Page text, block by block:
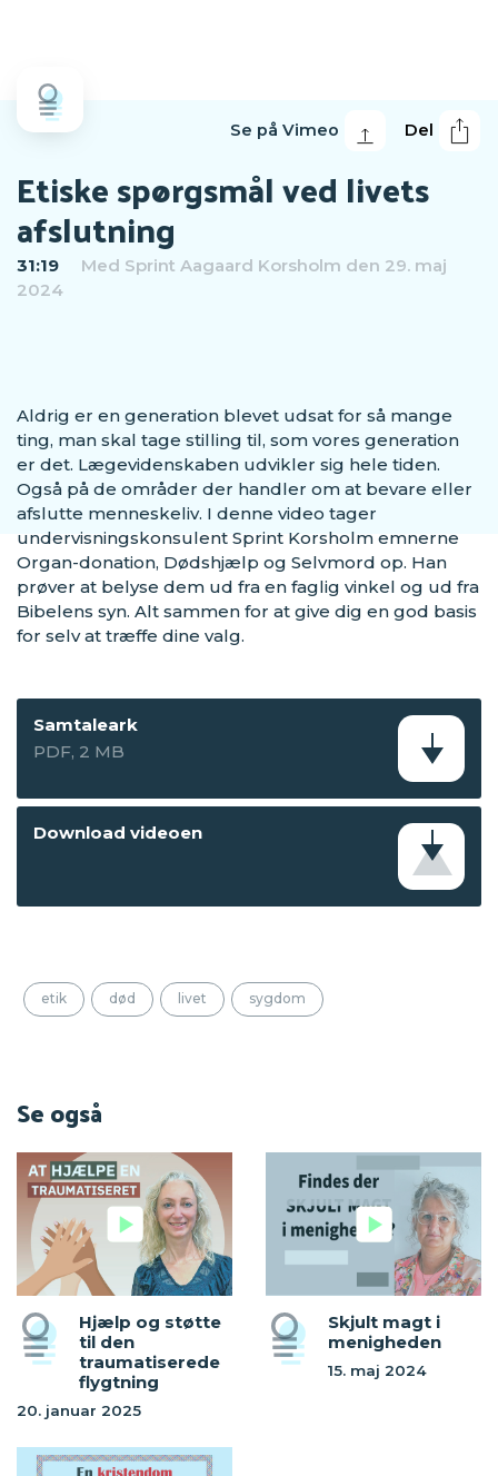
Del
Se på Vimeo
Etiske spørgsmål ved livets
afslutning
31:19 Med Sprint Aagaard Korsholm den 29. maj
2024
Aldrig er en generation blevet udsat for så mange
ting, man skal tage stilling til, som vores generation
er det. Lægevidenskaben udvikler sig hele tiden.
Også på de områder der handler om at bevare eller
afslutte menneskeliv. I denne video tager
undervisningskonsulent Sprint Korsholm emnerne
Organ-donation, Dødshjælp og Selvmord op. Han
prøver at belyse dem ud fra en faglig vinkel og ud fra
Bibelens syn. Alt sammen for at give dig en god basis
for selv at træffe dine valg.
Samtaleark
PDF, 2 MB
Download videoen
etik død livet sygdom
Se også
Hjælp og støtte
til den
traumatiserede
flygtning
20. januar 2025
Skjult magt i
menigheden
15. maj 2024